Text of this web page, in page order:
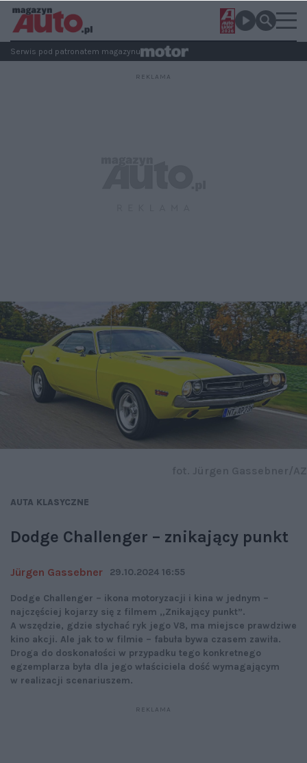
Serwis pod patronatem magazynu
AUTA KLASYCZNE
Dodge Challenger – znikający punkt
Jürgen Gassebner 29.10.2024 16:55
Dodge Challenger – ikona motoryzacji i kina w jednym –
najczęściej kojarzy się z filmem „Znikający punkt”.
A wszędzie, gdzie słychać ryk jego V8, ma miejsce prawdziwe
kino akcji. Ale jak to w filmie – fabuła bywa czasem zawiła.
Droga do doskonałości w przypadku tego konkretnego
egzemplarza była dla jego właściciela dość wymagającym
w realizacji scenariuszem.